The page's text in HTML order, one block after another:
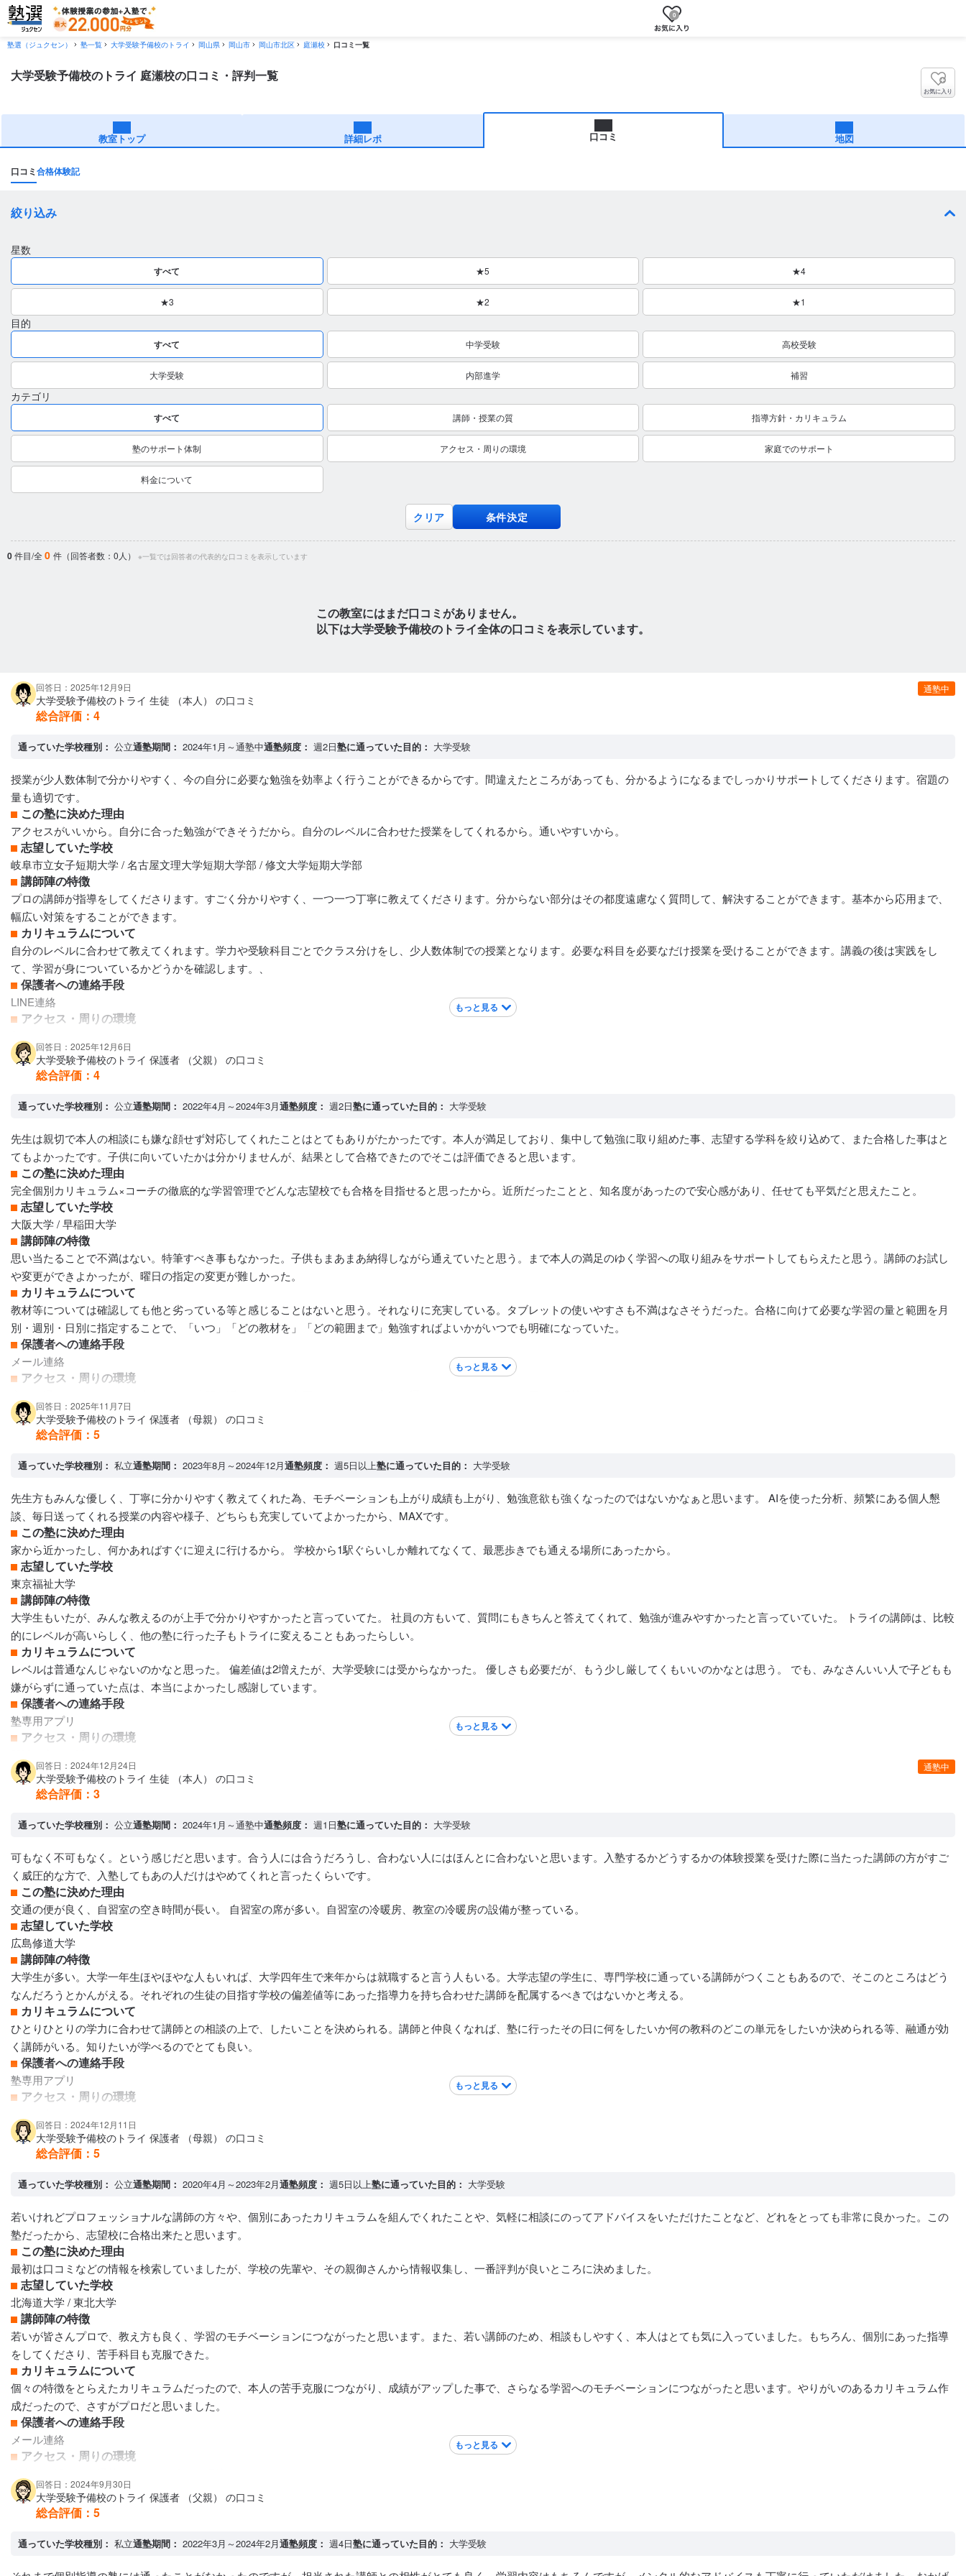
0
塾選（ジュクセン） 塾一覧 大学受験予備校のトライ 岡山県 岡山市 岡山市北区 庭瀬校 口コミ一覧
大学受験予備校のトライ 庭瀬校の口コミ・評判一覧
お気に入り
教室トップ 詳細レポ 口コミ 地図
口コミ合格体験記
絞り込み
星数
すべて ★5 ★4
★3 ★2 ★1
目的
すべて 中学受験 高校受験
大学受験 内部進学 補習
カテゴリ
すべて 講師・授業の質 指導方針・カリキュラム
塾のサポート体制 アクセス・周りの環境 家庭でのサポート
料金について
クリア 条件決定
0件目/全 0 件（回答者数：0人） ※一覧では回答者の代表的な口コミを表示しています
この教室にはまだ口コミがありません。
以下は大学受験予備校のトライ全体の口コミを表示しています。
通塾中
回答日：2025年12月9日
大学受験予備校のトライ 生徒 （本人） の口コミ
総合評価： 4
通っていた学校種別： 公立通塾期間： 2024年1月～通塾中通塾頻度： 週2日塾に通っていた目的： 大学受験
授業が少人数体制で分かりやすく、今の自分に必要な勉強を効率よく行うことができるからです。間違えたところがあっても、分かるようになるまでしっかりサポートしてくださります。宿題の
量も適切です。
この塾に決めた理由
アクセスがいいから。自分に合った勉強ができそうだから。自分のレベルに合わせた授業をしてくれるから。通いやすいから。
志望していた学校
岐阜市立女子短期大学 / 名古屋文理大学短期大学部 / 修文大学短期大学部
講師陣の特徴
プロの講師が指導をしてくださります。すごく分かりやすく、一つ一つ丁寧に教えてくださります。分からない部分はその都度遠慮なく質問して、解決することができます。基本から応用まで、
幅広い対策をすることができます。
カリキュラムについて
自分のレベルに合わせて教えてくれます。学力や受験科目ごとでクラス分けをし、少人数体制での授業となります。必要な科目を必要なだけ授業を受けることができます。講義の後は実践をし
て、学習が身についているかどうかを確認します。、
保護者への連絡手段
LINE連絡
アクセス・周りの環境
もっと見る
回答日：2025年12月6日
大学受験予備校のトライ 保護者 （父親） の口コミ
総合評価： 4
通っていた学校種別： 公立通塾期間： 2022年4月～2024年3月通塾頻度： 週2日塾に通っていた目的： 大学受験
先生は親切で本人の相談にも嫌な顔せず対応してくれたことはとてもありがたかったです。本人が満足しており、集中して勉強に取り組めた事、志望する学科を絞り込めて、また合格した事はと
てもよかったです。子供に向いていたかは分かりませんが、結果として合格できたのでそこは評価できると思います。
この塾に決めた理由
完全個別カリキュラム×コーチの徹底的な学習管理でどんな志望校でも合格を目指せると思ったから。近所だったことと、知名度があったので安心感があり、任せても平気だと思えたこと。
志望していた学校
大阪大学 / 早稲田大学
講師陣の特徴
思い当たることで不満はない。特筆すべき事もなかった。子供もまあまあ納得しながら通えていたと思う。まで本人の満足のゆく学習への取り組みをサポートしてもらえたと思う。講師のお試し
や変更ができよかったが、曜日の指定の変更が難しかった。
カリキュラムについて
教材等については確認しても他と劣っている等と感じることはないと思う。それなりに充実している。タブレットの使いやすさも不満はなさそうだった。合格に向けて必要な学習の量と範囲を月
別・週別・日別に指定することで、「いつ」「どの教材を」「どの範囲まで」勉強すればよいかがいつでも明確になっていた。
保護者への連絡手段
メール連絡
アクセス・周りの環境
もっと見る
回答日：2025年11月7日
大学受験予備校のトライ 保護者 （母親） の口コミ
総合評価： 5
通っていた学校種別： 私立通塾期間： 2023年8月～2024年12月通塾頻度： 週5日以上塾に通っていた目的： 大学受験
先生方もみんな優しく、丁寧に分かりやすく教えてくれた為、モチベーションも上がり成績も上がり、勉強意欲も強くなったのではないかなぁと思います。 AIを使った分析、頻繁にある個人懇
談、毎日送ってくれる授業の内容や様子、どちらも充実していてよかったから、MAXです。
この塾に決めた理由
家から近かったし、何かあればすぐに迎えに行けるから。 学校から1駅ぐらいしか離れてなくて、最悪歩きでも通える場所にあったから。
志望していた学校
東京福祉大学
講師陣の特徴
大学生もいたが、みんな教えるのが上手で分かりやすかったと言っていてた。 社員の方もいて、質問にもきちんと答えてくれて、勉強が進みやすかったと言っていていた。 トライの講師は、比較
的にレベルが高いらしく、他の塾に行った子もトライに変えることもあったらしい。
カリキュラムについて
レベルは普通なんじゃないのかなと思った。 偏差値は2増えたが、大学受験には受からなかった。 優しさも必要だが、もう少し厳してくもいいのかなとは思う。 でも、みなさんいい人で子どもも
嫌がらずに通っていた点は、本当によかったし感謝しています。
保護者への連絡手段
塾専用アプリ
アクセス・周りの環境
もっと見る
通塾中
回答日：2024年12月24日
大学受験予備校のトライ 生徒 （本人） の口コミ
総合評価： 3
通っていた学校種別： 公立通塾期間： 2024年1月～通塾中通塾頻度： 週1日塾に通っていた目的： 大学受験
可もなく不可もなく。という感じだと思います。合う人には合うだろうし、合わない人にはほんとに合わないと思います。入塾するかどうするかの体験授業を受けた際に当たった講師の方がすご
く威圧的な方で、入塾してもあの人だけはやめてくれと言ったくらいです。
この塾に決めた理由
交通の便が良く、自習室の空き時間が長い。 自習室の席が多い。自習室の冷暖房、教室の冷暖房の設備が整っている。
志望していた学校
広島修道大学
講師陣の特徴
大学生が多い。大学一年生ほやほやな人もいれば、大学四年生で来年からは就職すると言う人もいる。大学志望の学生に、専門学校に通っている講師がつくこともあるので、そこのところはどう
なんだろうとかんがえる。それぞれの生徒の目指す学校の偏差値等にあった指導力を持ち合わせた講師を配属するべきではないかと考える。
カリキュラムについて
ひとりひとりの学力に合わせて講師との相談の上で、したいことを決められる。講師と仲良くなれば、塾に行ったその日に何をしたいか何の教科のどこの単元をしたいか決められる等、融通が効
く講師がいる。知りたいが学べるのでとても良い。
保護者への連絡手段
塾専用アプリ
アクセス・周りの環境
もっと見る
回答日：2024年12月11日
大学受験予備校のトライ 保護者 （母親） の口コミ
総合評価： 5
通っていた学校種別： 公立通塾期間： 2020年4月～2023年2月通塾頻度： 週5日以上塾に通っていた目的： 大学受験
若いけれどプロフェッショナルな講師の方々や、個別にあったカリキュラムを組んでくれたことや、気軽に相談にのってアドバイスをいただけたことなど、どれをとっても非常に良かった。この
塾だったから、志望校に合格出来たと思います。
この塾に決めた理由
最初は口コミなどの情報を検索していましたが、学校の先輩や、その親御さんから情報収集し、一番評判が良いところに決めました。
志望していた学校
北海道大学 / 東北大学
講師陣の特徴
若いが皆さんプロで、教え方も良く、学習のモチベーションにつながったと思います。また、若い講師のため、相談もしやすく、本人はとても気に入っていました。もちろん、個別にあった指導
をしてくださり、苦手科目も克服できた。
カリキュラムについて
個々の特徴をとらえたカリキュラムだったので、本人の苦手克服につながり、成績がアップした事で、さらなる学習へのモチベーションにつながったと思います。やりがいのあるカリキュラム作
成だったので、さすがプロだと思いました。
保護者への連絡手段
メール連絡
アクセス・周りの環境
もっと見る
回答日：2024年9月30日
大学受験予備校のトライ 保護者 （父親） の口コミ
総合評価： 5
通っていた学校種別： 私立通塾期間： 2022年3月～2024年2月通塾頻度： 週4日塾に通っていた目的： 大学受験